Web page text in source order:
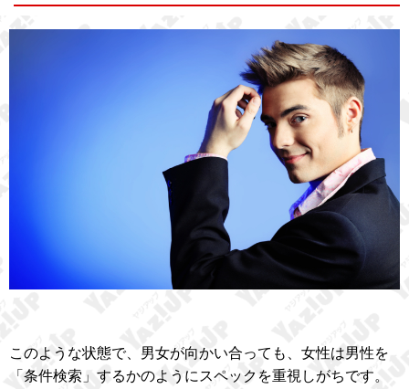
このような状態で、男女が向かい合っても、女性は男性を
「条件検索」するかのようにスペックを重視しがちです。